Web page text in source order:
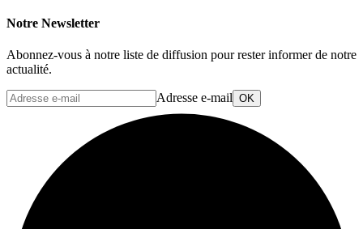
Notre Newsletter
Abonnez-vous à notre liste de diffusion pour rester informer de notre
actualité.
Adresse e-mail